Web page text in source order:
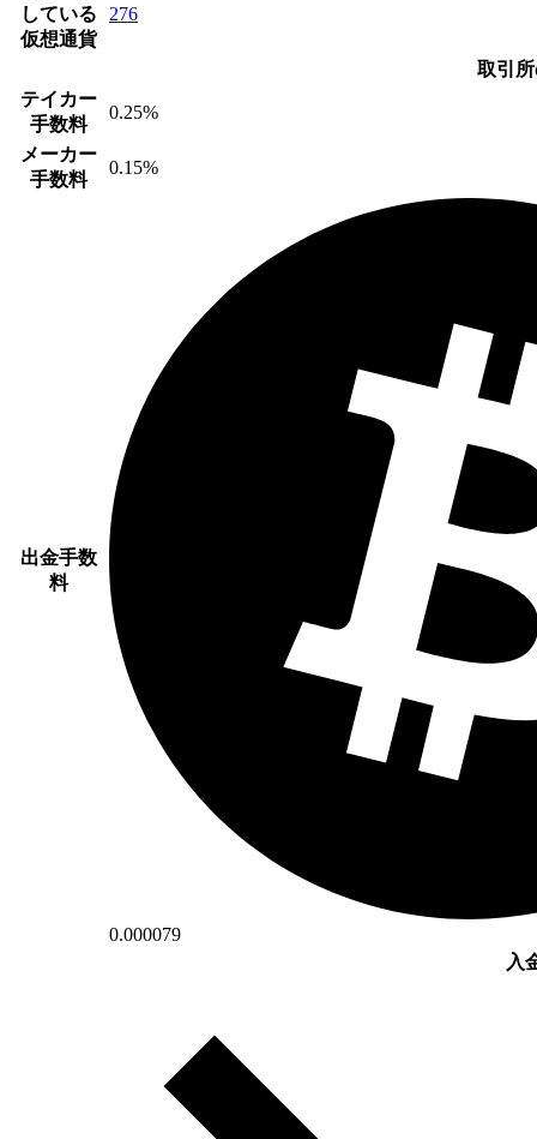
している
仮想通貨
276
取引
テイカー
手数料
0.25%
メーカー
手数料
0.15%
出金手数
料
0.000079
入